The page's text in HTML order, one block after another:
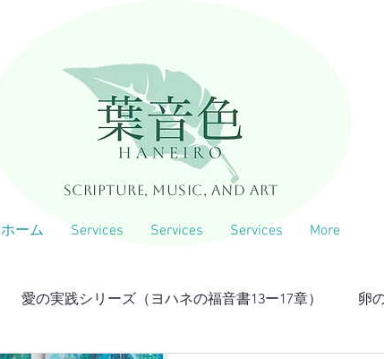
Scripture, Music, and Art
ホーム Services Services Services More
愛の実践シリーズ（ヨハネの福音書13ー17章） 卵